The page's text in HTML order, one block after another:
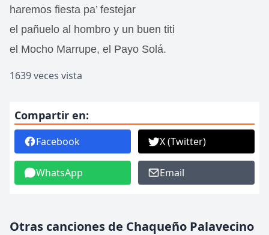
haremos fiesta pa’ festejar
el pañuelo al hombro y un buen titi
el Mocho Marrupe, el Payo Solá.
1639 veces vista
Compartir en:
Facebook X (Twitter)
WhatsApp Email
Otras canciones de Chaqueño Palavecino